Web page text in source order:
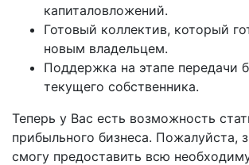
капиталовложений.
Готовый коллектив, который
новым владельцем.
Поддержка на этапе передачи
текущего собственника.
Теперь у Вас есть возможность
прибыльного бизнеса. Пожалуйста,
смогу предоставить всю